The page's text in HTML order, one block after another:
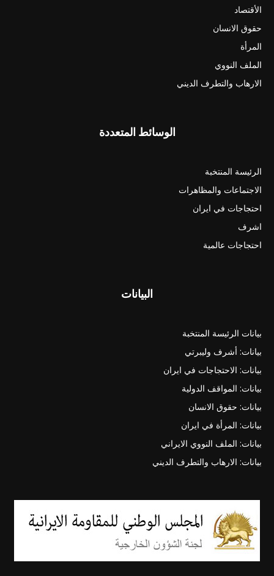
الأقتصاد
حقوق الانسان
المرأة
الملف النووي
الارهاب والتطرف الديني
الوسائط المتعددة
الرئيسة المنتخبة
الاجتماعات والمظاهرات
احتجاجات في ايران
اشرف
احتجاجات عالمية
البيانات
بيانات الرئيسة المنتخبة
بيانات: أشرف وليبرتي
بيانات: الاحتجاجات في ايران
بيانات: المواقف الدولية
بيانات: حقوق الانسان
بيانات: المرأة في ايران
بيانات: الملف النووي الايراني
بيانات: الارهاب والتطرف الديني